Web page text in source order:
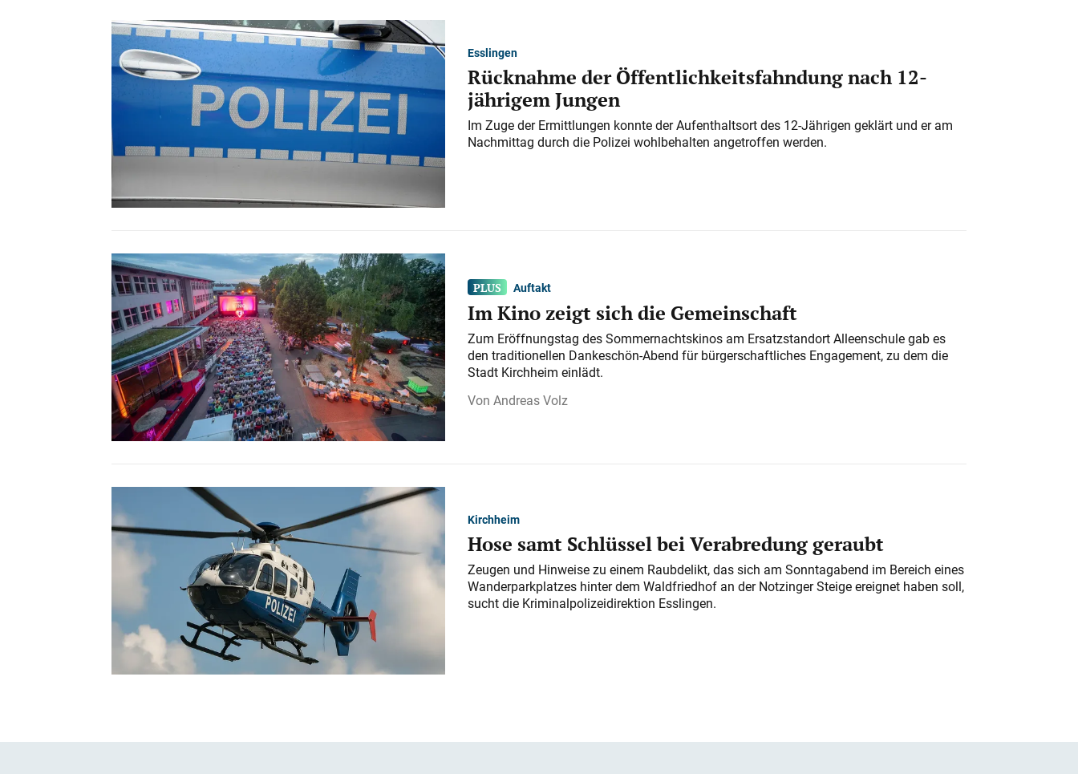
Esslingen
Rücknahme der Öffentlichkeitsfahndung nach 12-
jährigem Jungen
Im Zuge der Ermittlungen konnte der Aufenthaltsort des 12-Jährigen geklärt und er am
Nachmittag durch die Polizei wohlbehalten angetroffen werden.
Auftakt
Im Kino zeigt sich die Gemeinschaft
Zum Eröffnungstag des Sommernachtskinos am Ersatzstandort Alleenschule gab es
den traditionellen Dankeschön-Abend für bürgerschaftliches Engagement, zu dem die
Stadt Kirchheim einlädt.
Andreas Volz
Kirchheim
Hose samt Schlüssel bei Verabredung geraubt
Zeugen und Hinweise zu einem Raubdelikt, das sich am Sonntagabend im Bereich eines
Wanderparkplatzes hinter dem Waldfriedhof an der Notzinger Steige ereignet haben soll,
sucht die Kriminalpolizeidirektion Esslingen.